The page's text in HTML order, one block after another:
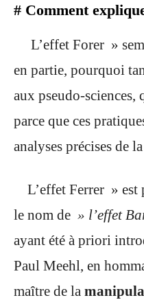
# Comment
L’effet Forer »
en partie, pourquoi
aux pseudo-sciences,
parce que ces
analyses précises de
L’effet Ferrer » est
le nom de » l’effet
ayant été à priori
Paul Meehl, en
maître de la